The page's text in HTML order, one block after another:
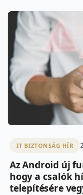
IT BIZTONSÁG HÍR
Az Android új
hogy a csalók
telepítésére